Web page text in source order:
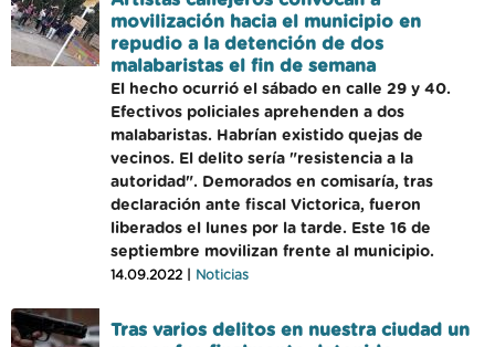
movilización hacia el municipio en
repudio a la detención de dos
malabaristas el fin de semana
El hecho ocurrió el sábado en calle 29 y 40.
Efectivos policiales aprehenden a dos
malabaristas. Habrían existido quejas de
vecinos. El delito sería "resistencia a la
autoridad". Demorados en comisaría, tras
declaración ante fiscal Victorica, fueron
liberados el lunes por la tarde. Este 16 de
septiembre movilizan frente al municipio.
14.09.2022 | Noticias
Tras varios delitos en nuestra ciudad un